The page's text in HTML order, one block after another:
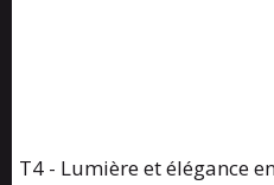
T4 - Lumière et élégance